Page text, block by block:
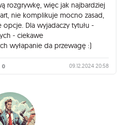
rozgrywkę, więc jak najbardziej
nie komplikuje mocno zasad,
Dla wyjadaczy tytułu -
- ciekawe
wyłapanie da przewagę :)
0 09.12.2024 20:58